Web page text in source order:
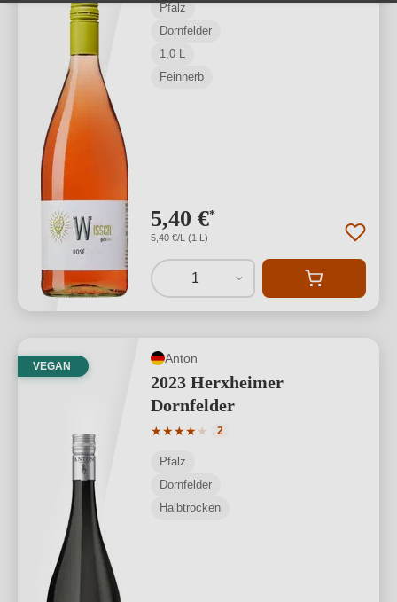
Pfalz
Dornfelder
1,0 L
Feinherb
5,40 €*
5,40 €/L (1 L)
1
VEGAN
Anton
2023 Herxheimer
Dornfelder
★★★★★
Durchschnittliche Bewertung von 4
2
Pfalz
Dornfelder
Halbtrocken